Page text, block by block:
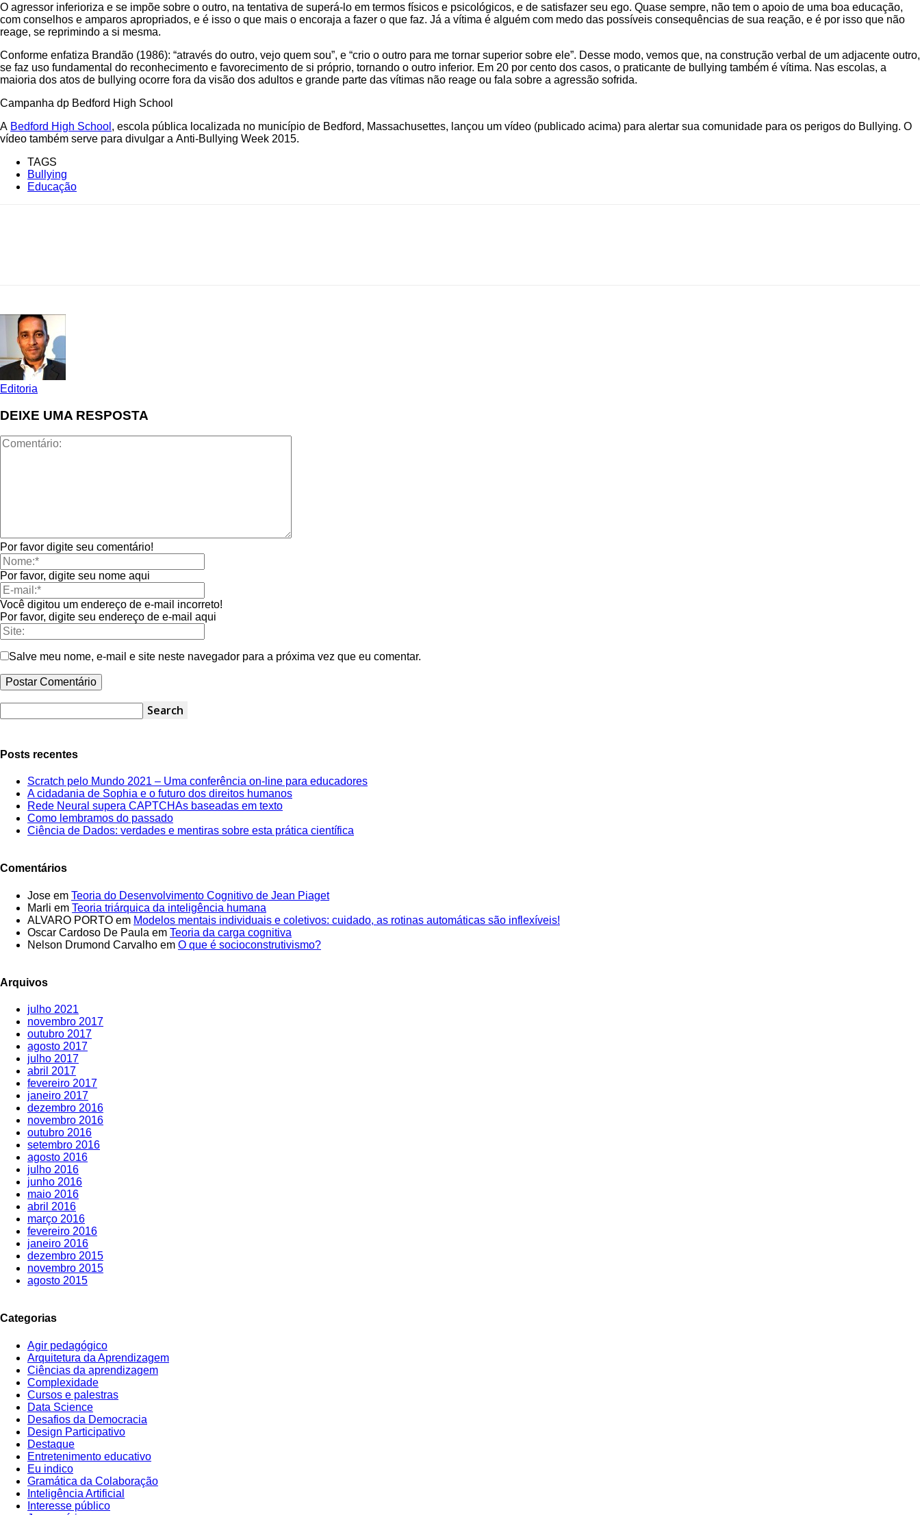
O agressor inferioriza e se impõe sobre o outro, na tentativa de superá-lo em termos físicos e psicológicos, e de satisfazer seu ego. Quase sempre, não tem o apoio de uma boa educação,
com conselhos e amparos apropriados, e é isso o que mais o encoraja a fazer o que faz. Já a vítima é alguém com medo das possíveis consequências de sua reação, e é por isso que não
reage, se reprimindo a si mesma.
Conforme enfatiza Brandão (1986): “através do outro, vejo quem sou”, e “crio o outro para me tornar superior sobre ele”. Desse modo, vemos que, na construção verbal de um adjacente outro,
se faz uso fundamental do reconhecimento e favorecimento de si próprio, tornando o outro inferior. Em 20 por cento dos casos, o praticante de bullying também é vítima. Nas escolas, a
maioria dos atos de bullying ocorre fora da visão dos adultos e grande parte das vítimas não reage ou fala sobre a agressão sofrida.
Campanha dp Bedford High School
A Bedford High School , escola pública localizada no município de Bedford, Massachusettes, lançou um vídeo (publicado acima) para alertar sua comunidade para os perigos do Bullying. O
vídeo também serve para divulgar a Anti-Bullying Week 2015.
TAGS
Bullying
Educação
Editoria
DEIXE UMA RESPOSTA
Por favor digite seu comentário!
Por favor, digite seu nome aqui
Você digitou um endereço de e-mail incorreto!
Por favor, digite seu endereço de e-mail aqui
Salve meu nome, e-mail e site neste navegador para a próxima vez que eu comentar.
Posts recentes
Scratch pelo Mundo 2021 – Uma conferência on-line para educadores
A cidadania de Sophia e o futuro dos direitos humanos
Rede Neural supera CAPTCHAs baseadas em texto
Como lembramos do passado
Ciência de Dados: verdades e mentiras sobre esta prática científica
Comentários
Jose em Teoria do Desenvolvimento Cognitivo de Jean Piaget
Marli em Teoria triárquica da inteligência humana
ALVARO PORTO em Modelos mentais individuais e coletivos: cuidado, as rotinas automáticas são inflexíveis!
Oscar Cardoso De Paula em Teoria da carga cognitiva
Nelson Drumond Carvalho em O que é socioconstrutivismo?
Arquivos
julho 2021
novembro 2017
outubro 2017
agosto 2017
julho 2017
abril 2017
fevereiro 2017
janeiro 2017
dezembro 2016
novembro 2016
outubro 2016
setembro 2016
agosto 2016
julho 2016
junho 2016
maio 2016
abril 2016
março 2016
fevereiro 2016
janeiro 2016
dezembro 2015
novembro 2015
agosto 2015
Categorias
Agir pedagógico
Arquitetura da Aprendizagem
Ciências da aprendizagem
Complexidade
Cursos e palestras
Data Science
Desafios da Democracia
Design Participativo
Destaque
Entretenimento educativo
Eu indico
Gramática da Colaboração
Inteligência Artificial
Interesse público